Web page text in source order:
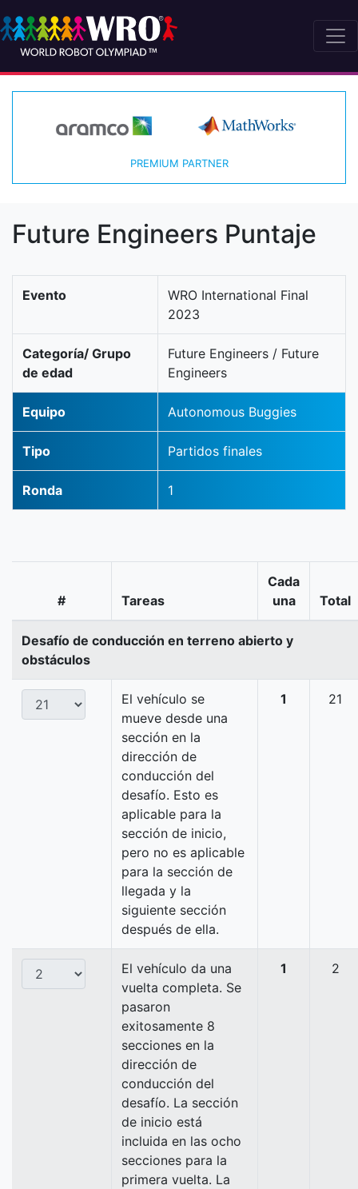
PREMIUM PARTNER
Future Engineers Puntaje
Evento
WRO International Final
2023
Categoría/ Grupo
de edad
Future Engineers / Future
Engineers
Equipo Autonomous Buggies
Tipo Partidos finales
Ronda 1
# Tareas
Cada
una
Total
Desafío de conducción en terreno abierto y
obstáculos
El vehículo se
mueve desde una
sección en la
dirección de
conducción del
desafío. Esto es
aplicable para la
sección de inicio,
pero no es aplicable
para la sección de
llegada y la
siguiente sección
después de ella.
1 21
El vehículo da una
vuelta completa. Se
pasaron
exitosamente 8
secciones en la
dirección de
conducción del
desafío. La sección
de inicio está
incluida en las ocho
secciones para la
primera vuelta. La
1 2